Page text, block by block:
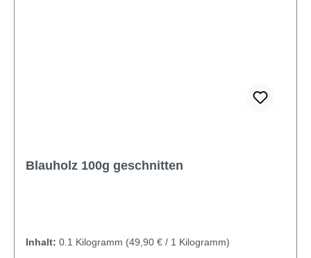
Blauholz 100g geschnitten
Inhalt: 0.1 Kilogramm (49,90 € / 1 Kilogramm)